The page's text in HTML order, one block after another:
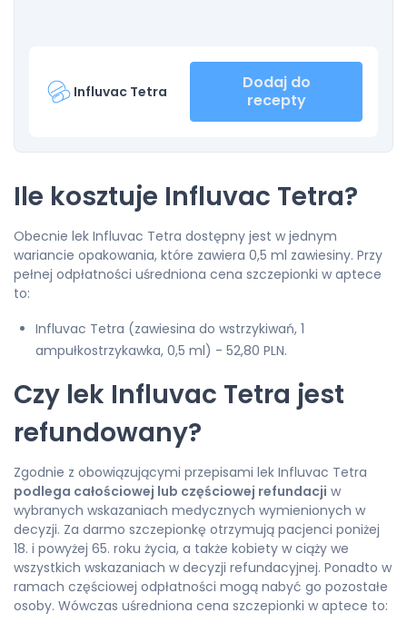
Influvac Tetra
Dodaj do
recepty
Ile kosztuje Influvac Tetra?
Obecnie lek Influvac Tetra dostępny jest w jednym
wariancie opakowania, które zawiera 0,5 ml zawiesiny. Przy
pełnej odpłatności uśredniona cena szczepionki w aptece
to:
Influvac Tetra (zawiesina do wstrzykiwań, 1
ampułkostrzykawka, 0,5 ml) - 52,80 PLN.
Czy lek Influvac Tetra jest
refundowany?
Zgodnie z obowiązującymi przepisami lek Influvac Tetra
podlega całościowej lub częściowej refundacji w
wybranych wskazaniach medycznych wymienionych w
decyzji. Za darmo szczepionkę otrzymują pacjenci poniżej
18. i powyżej 65. roku życia, a także kobiety w ciąży we
wszystkich wskazaniach w decyzji refundacyjnej. Ponadto w
ramach częściowej odpłatności mogą nabyć go pozostałe
osoby. Wówczas uśredniona cena szczepionki w aptece to: